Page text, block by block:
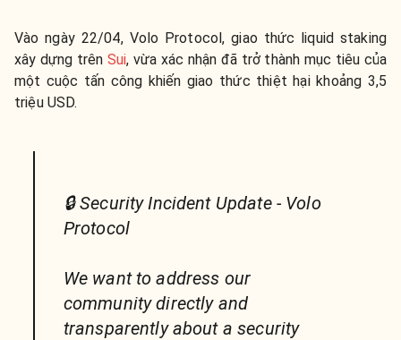
Vào ngày 22/04, Volo Protocol, giao thức liquid staking
xây dựng trên Sui, vừa xác nhận đã trở thành mục tiêu của
một cuộc tấn công khiến giao thức thiệt hại khoảng 3,5
triệu USD.
🔒 Security Incident Update - Volo
Protocol
We want to address our
community directly and
transparently about a security